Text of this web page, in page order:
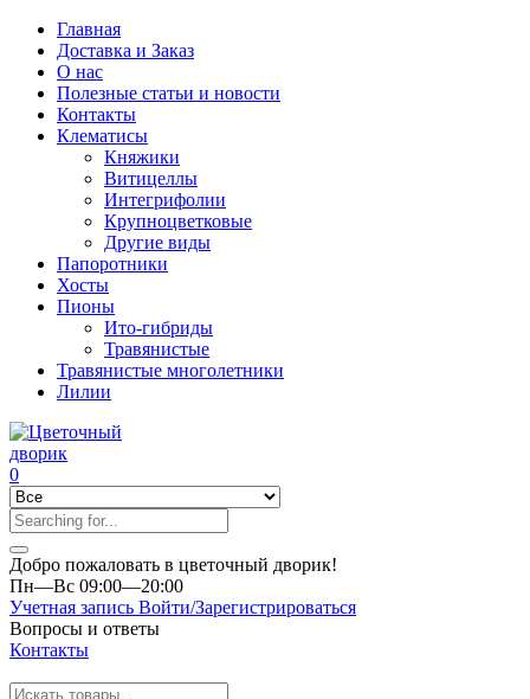
Главная
Доставка и Заказ
О нас
Полезные статьи и новости
Контакты
Клематисы
Княжики
Витицеллы
Интегрифолии
Крупноцветковые
Другие виды
Папоротники
Хосты
Пионы
Ито-гибриды
Травянистые
Травянистые многолетники
Лилии
0
Добро пожаловать в цветочный дворик!
Пн—Вс 09:00—20:00
Учетная запись Войти/Зарегистрироваться
Вопросы и ответы
Контакты